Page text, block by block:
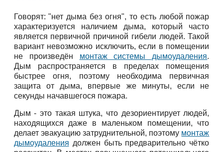
Говорят: "нет дыма без огня", то есть любой пожар
характеризуется наличием дыма, который часто
является первичной причиной гибели людей. Такой
вариант невозможно исключить, если в помещении
не произведён монтаж системы дымоудаления.
Дым распространяется в пределах помещения
быстрее огня, поэтому необходима первичная
защита от дыма, впервые же минуты, если не
секунды начавшегося пожара.
Дым - это такая штука, что дезориентирует людей,
находящихся даже в маленьком помещении, что
делает эвакуацию затруднительной, поэтому монтаж
дымоудаления должен быть предварительно чётко